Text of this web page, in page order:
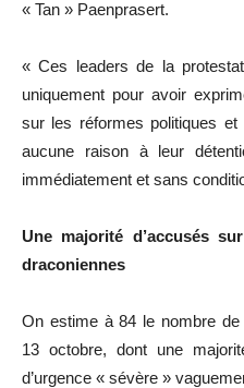
« Tan » Paenprasert.
« Ces leaders de la
uniquement pour avoir
sur les réformes politiques et
aucune raison à leur
immédiatement et sans
Une majorité d’accusés
draconiennes
On estime à 84 le nombre
13 octobre, dont une
d’urgence « sévère »